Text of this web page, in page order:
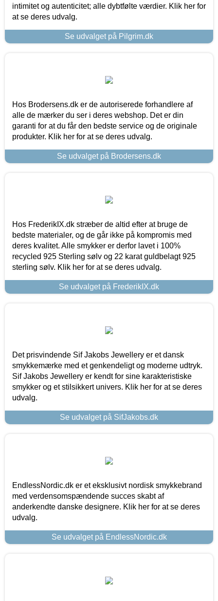
intimitet og autenticitet; alle dybtfølte værdier. Klik her for
at se deres udvalg.
Se udvalget på Pilgrim.dk
Hos Brodersens.dk er de autoriserede forhandlere af
alle de mærker du ser i deres webshop. Det er din
garanti for at du får den bedste service og de originale
produkter. Klik her for at se deres udvalg.
Se udvalget på Brodersens.dk
Hos FrederikIX.dk stræber de altid efter at bruge de
bedste materialer, og de går ikke på kompromis med
deres kvalitet. Alle smykker er derfor lavet i 100%
recycled 925 Sterling sølv og 22 karat guldbelagt 925
sterling sølv. Klik her for at se deres udvalg.
Se udvalget på FrederikIX.dk
Det prisvindende Sif Jakobs Jewellery er et dansk
smykkemærke med et genkendeligt og moderne udtryk.
Sif Jakobs Jewellery er kendt for sine karakteristiske
smykker og et stilsikkert univers. Klik her for at se deres
udvalg.
Se udvalget på SifJakobs.dk
EndlessNordic.dk er et eksklusivt nordisk smykkebrand
med verdensomspændende succes skabt af
anderkendte danske designere. Klik her for at se deres
udvalg.
Se udvalget på EndlessNordic.dk